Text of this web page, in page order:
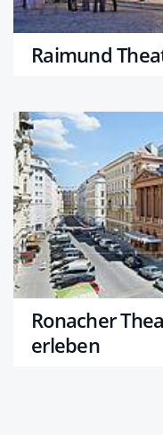
Raimund
Ronacher
erleben